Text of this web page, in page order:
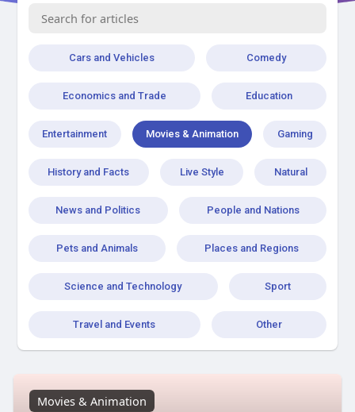
Cars and Vehicles Comedy
Economics and Trade Education
Entertainment Movies & Animation Gaming
History and Facts Live Style Natural
News and Politics People and Nations
Pets and Animals Places and Regions
Science and Technology Sport
Travel and Events Other
Movies & Animation